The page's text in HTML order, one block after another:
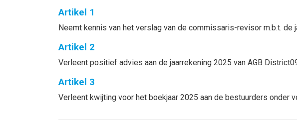
Artikel 1
Neemt kennis van het verslag van de commissaris-revisor m.b.t. de
Artikel 2
Verleent positief advies aan de jaarrekening 2025 van AGB
Artikel 3
Verleent kwijting voor het boekjaar 2025 aan de bestuurders onder